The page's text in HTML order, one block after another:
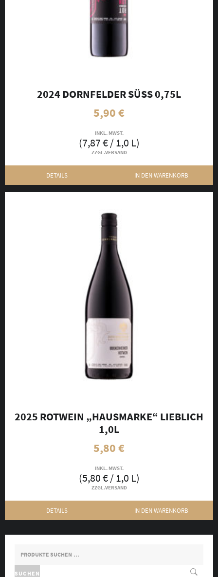
SUCHEN
NACH:
SUCHEN
2024 DORNFELDER SÜSS 0,75L
5,90€
INKL. MWST.
(7,87€/ 1,0 L)
ZZGL.VERSAND
DETAILS IN DEN WARENKORB
2025 ROTWEIN „HAUSMARKE“ LIEBLICH
1,0L
5,80€
INKL. MWST.
(5,80€/ 1,0 L)
ZZGL.VERSAND
DETAILS IN DEN WARENKORB